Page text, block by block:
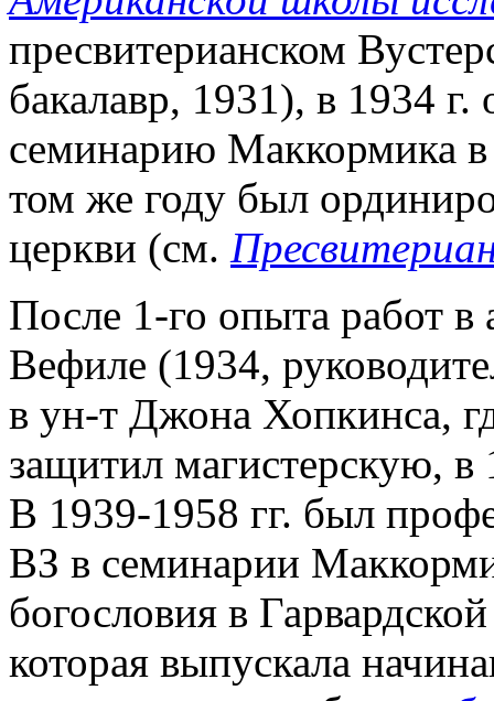
пресвитерианском
бакалавр, 1931), в 1934
семинарию Маккормика в
том же году был
церкви (см.
После 1-го опыта работ в
Вефиле (1934,
в ун-т Джона Хопкинса,
защитил магистерскую, в
В 1939-1958 гг. был
ВЗ в семинарии
богословия в
которая выпускала